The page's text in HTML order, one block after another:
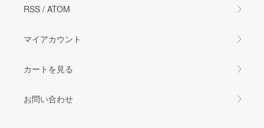
RSS / ATOM
マイアカウント
カートを見る
お問い合わせ